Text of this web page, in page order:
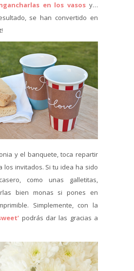
en los vasos y…
se han convertido en
y el banquete, toca repartir
los invitados. Si tu idea ha sido
como unas galletitas,
bien monas si pones en
Simplemente, con la
podrás dar las gracias a